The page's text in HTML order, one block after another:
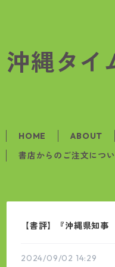
沖縄タイ
HOME ABOUT
書店からのご注文につ
【書評】『沖縄県知
2024/09/02 14:29